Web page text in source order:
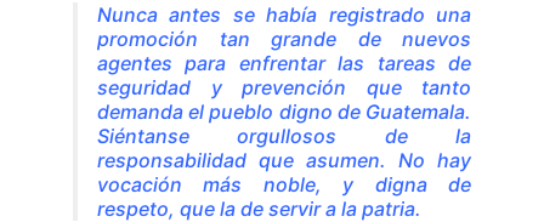
Nunca antes se había registrado una
promoción tan grande de nuevos
agentes para enfrentar las tareas de
seguridad y prevención que tanto
demanda el pueblo digno de Guatemala.
Siéntanse orgullosos de la
responsabilidad que asumen. No hay
vocación más noble, y digna de
respeto, que la de servir a la patria.